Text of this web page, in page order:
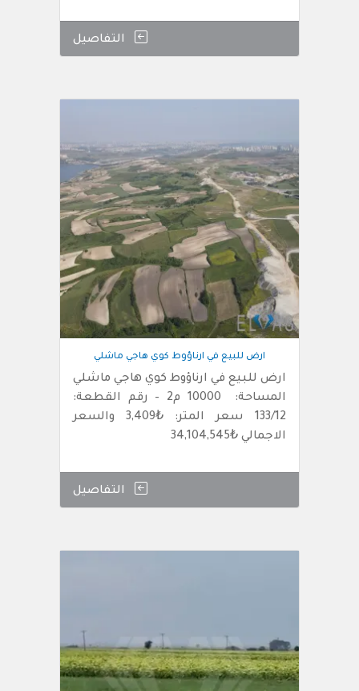
التفاصيل
ارض للبيع في ارناؤوط كوي هاجي ماشلي
ارض للبيع في ارناؤوط كوي هاجي ماشلي
المساحة: 10000 م2 – رقم القطعة:
133/12 سعر المتر: ₺3,409 والسعر
الاجمالي ₺34,104,545
التفاصيل